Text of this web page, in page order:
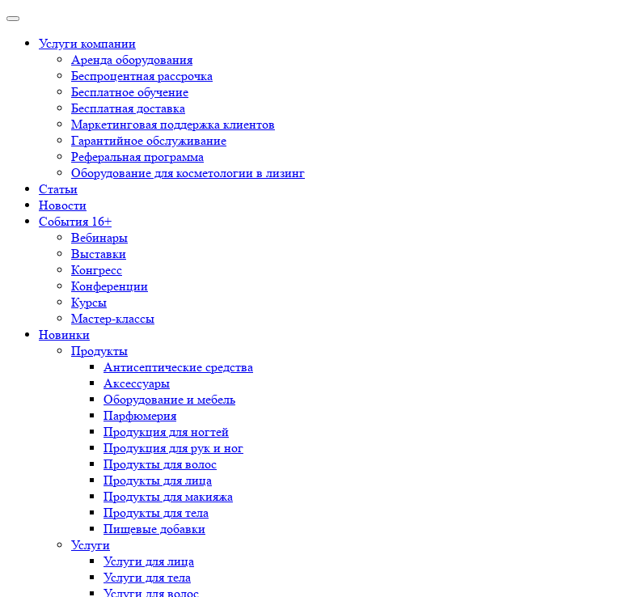
Услуги компании
Аренда оборудования
Беспроцентная рассрочка
Бесплатное обучение
Бесплатная доставка
Маркетинговая поддержка клиентов
Гарантийное обслуживание
Реферальная программа
Оборудование для косметологии в лизинг
Статьи
Новости
События 16+
Вебинары
Выставки
Конгресс
Конференции
Курсы
Мастер-классы
Новинки
Продукты
Антисептические средства
Аксессуары
Оборудование и мебель
Парфюмерия
Продукция для ногтей
Продукция для рук и ног
Продукты для волос
Продукты для лица
Продукты для макияжа
Продукты для тела
Пищевые добавки
Услуги
Услуги для лица
Услуги для тела
Услуги для волос